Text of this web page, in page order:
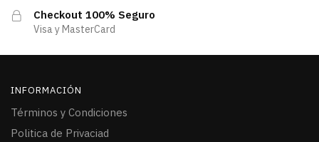
Checkout 100% Seguro
Visa y MasterCard
INFORMACIÓN
Términos y Condiciones
Politica de Privaciad